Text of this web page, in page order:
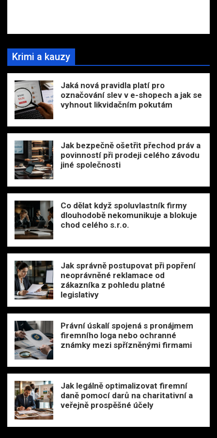
Krimi a kauzy
Jaká nová pravidla platí pro
označování slev v e-shopech a jak se
vyhnout likvidačním pokutám
Jak bezpečně ošetřit přechod práv a
povinností při prodeji celého závodu
jiné společnosti
Co dělat když spoluvlastník firmy
dlouhodobě nekomunikuje a blokuje
chod celého s.r.o.
Jak správně postupovat při popření
neoprávněné reklamace od
zákazníka z pohledu platné
legislativy
Právní úskalí spojená s pronájmem
firemního loga nebo ochranné
známky mezi spřízněnými firmami
Jak legálně optimalizovat firemní
daně pomocí darů na charitativní a
veřejně prospěšné účely